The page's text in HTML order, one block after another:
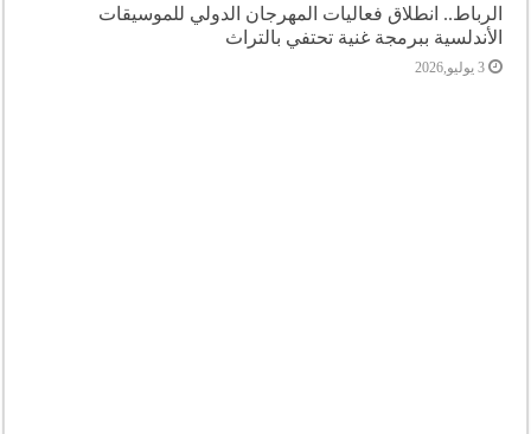
الرباط.. انطلاق فعاليات المهرجان الدولي للموسيقات
الأندلسية ببرمجة غنية تحتفي بالتراث
3 يوليو,2026